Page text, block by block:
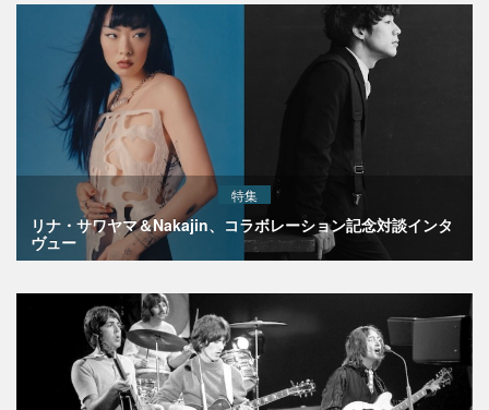
特集
リナ・サワヤマ＆Nakajin、コラボレーション記念対談インタ
ヴュー